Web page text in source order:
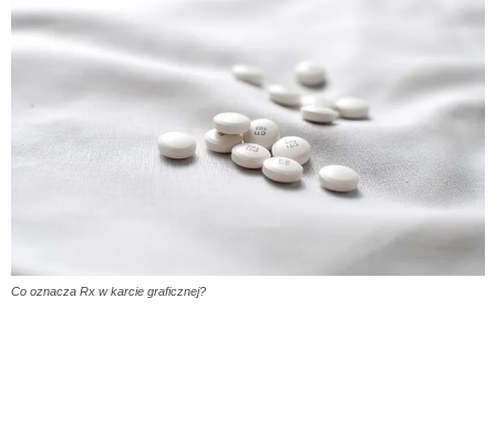
Co oznacza Rx w karcie graficznej?